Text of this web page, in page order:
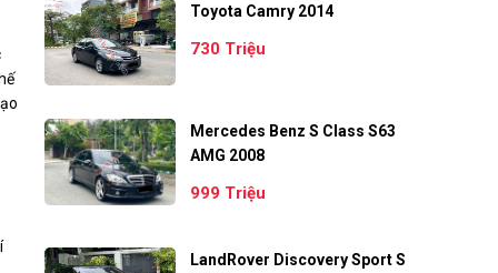
Toyota Camry 2014
730 Triệu
Mercedes Benz S Class S63
AMG 2008
999 Triệu
LandRover Discovery Sport S